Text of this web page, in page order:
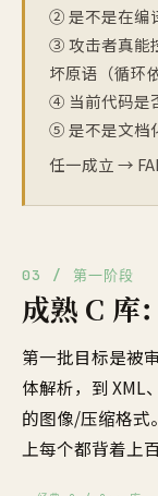
② 是不是在编
③ 攻击者真能
坏原语（循环
④ 当前代码是
⑤ 是不是文档
任一成立 →
03 / 第一阶段
成熟 C
第一批目标是被
体解析，到 XML
的图像/压缩格式
上每个都背着上百